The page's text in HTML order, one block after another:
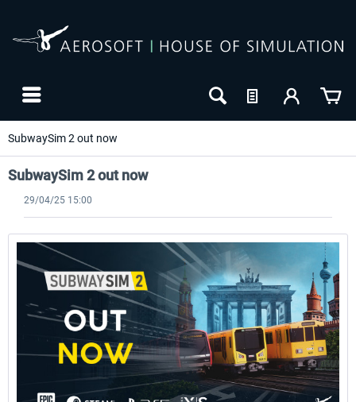
SubwaySim 2 out now
SubwaySim 2 out now
29/04/25 15:00